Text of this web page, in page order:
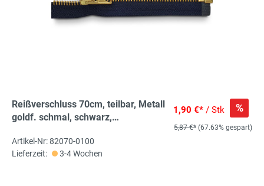
Reißverschluss 70cm, teilbar, Metall
goldf. schmal, schwarz,
Reißverschluss von Rubi/Barcelona
1,90 €* / Stk %
5,87 €* (67.63% gespart)
Artikel-Nr: 82070-0100
Lieferzeit:
3-4 Wochen